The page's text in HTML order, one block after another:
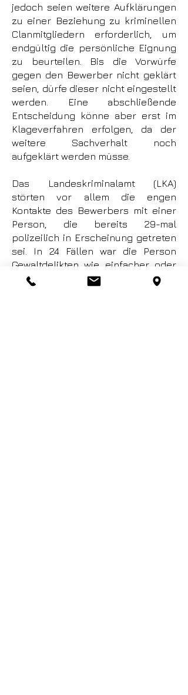
jedoch seien weitere Aufklärungen
zu einer Beziehung zu kriminellen
Clanmitgliedern erforderlich, um
endgültig die persönliche Eignung
zu beurteilen. Bis die Vorwürfe
gegen den Bewerber nicht geklärt
seien, dürfe dieser nicht eingestellt
werden.
Eine abschließende
Entscheidung könne aber erst im
Klageverfahren erfolgen, da der
weitere Sachverhalt noch
aufgeklärt werden müsse.
Das Landeskriminalamt (LKA)
störten vor allem die engen
Kontakte des Bewerbers mit einer
Person, die bereits 29-mal
polizeilich in Erscheinung getreten
sei. In 24 Fällen war die Person
Gewaltdelikten wie einfacher oder
gefährlicher Körperverletzung